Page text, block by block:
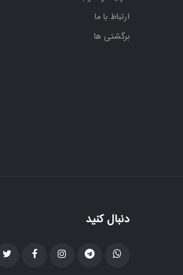
ارتباط با ما
برگشتی ها
دنبال کنید